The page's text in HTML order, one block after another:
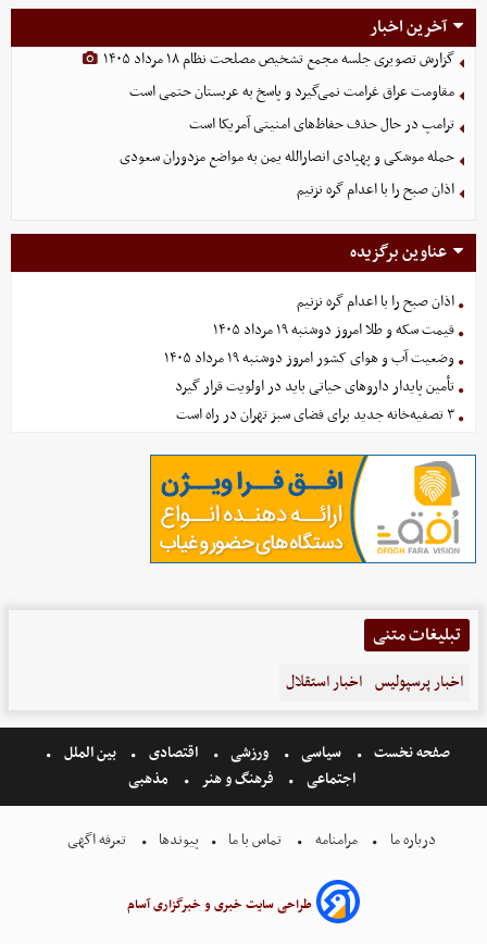
آخرین اخبار
گزارش تصویری جلسه مجمع تشخیص مصلحت نظام ۱۸ مرداد ۱۴۰۵
مقاومت عراق غرامت نمی‌گیرد و پاسخ به عربستان حتمی است
ترامپ در حال حذف حفاظ‌های امنیتی آمریکا است
حمله موشکی و پهپادی انصارالله یمن به مواضع مزدوران سعودی
اذان صبح را با اعدام گره نزنیم
عناوین برگزیده
اذان صبح را با اعدام گره نزنیم
قیمت سکه و طلا امروز دوشنبه ۱۹ مرداد ۱۴۰۵
وضعیت آب و هوای کشور امروز دوشنبه ۱۹ مرداد ۱۴۰۵
تأمین پایدار داروهای حیاتی باید در اولویت قرار گیرد
۳ تصفیه‌خانه جدید برای فضای سبز تهران در راه است
تبلیغات متنی
اخبار پرسپولیس اخبار استقلال
صفحه نخست سیاسی ورزشی اقتصادی
بین الملل
اجتماعی
فرهنگ و هنر مذهبی
درباره ما مرامنامه تماس با ما پیوندها تعرفه اگهی
طراحی سایت خبری و خبرگزاری آسام